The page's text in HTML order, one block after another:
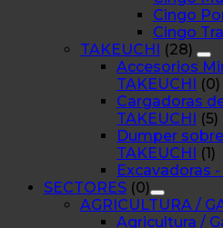
Cingo
Cingo
TAKEUCHI (28)
Accesorios
TAKEUCHI (0)
Cargadoras
TAKEUCHI (5)
Dumper
TAKEUCHI (1)
Excavadoras
SECTORES (0)
AGRICULTURA /
Agricultura /